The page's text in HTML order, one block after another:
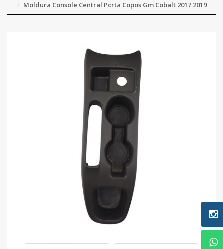
Moldura Console Central Porta Copos Gm Cobalt 2017 2019